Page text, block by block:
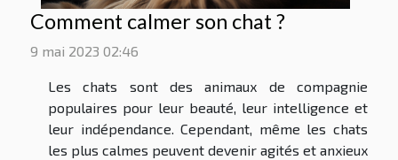
Comment calmer son chat ?
9 mai 2023 02:46
Les chats sont des animaux de compagnie
populaires pour leur beauté, leur intelligence et
leur indépendance. Cependant, même les chats
les plus calmes peuvent devenir agités et anxieux